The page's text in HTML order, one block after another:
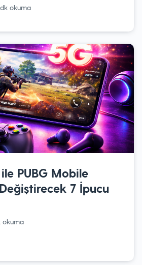
okuma
PUBG Mobile
7 İpucu
okuma